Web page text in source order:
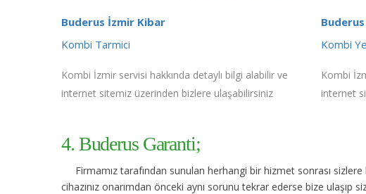
Buderus İzmir Kibar
Kombi Tarmici
Kombi İzmir servisi hakkında detaylı bilgi alabilir ve
internet sitemiz üzerinden bizlere ulaşabilirsiniz
Kombi
Kombi
internet
4. Buderus Garanti;
Firmamız tarafından sunulan herhangi bir hizmet sonrası
cihazınız onarımdan önceki aynı sorunu tekrar ederse bize ulaşıp